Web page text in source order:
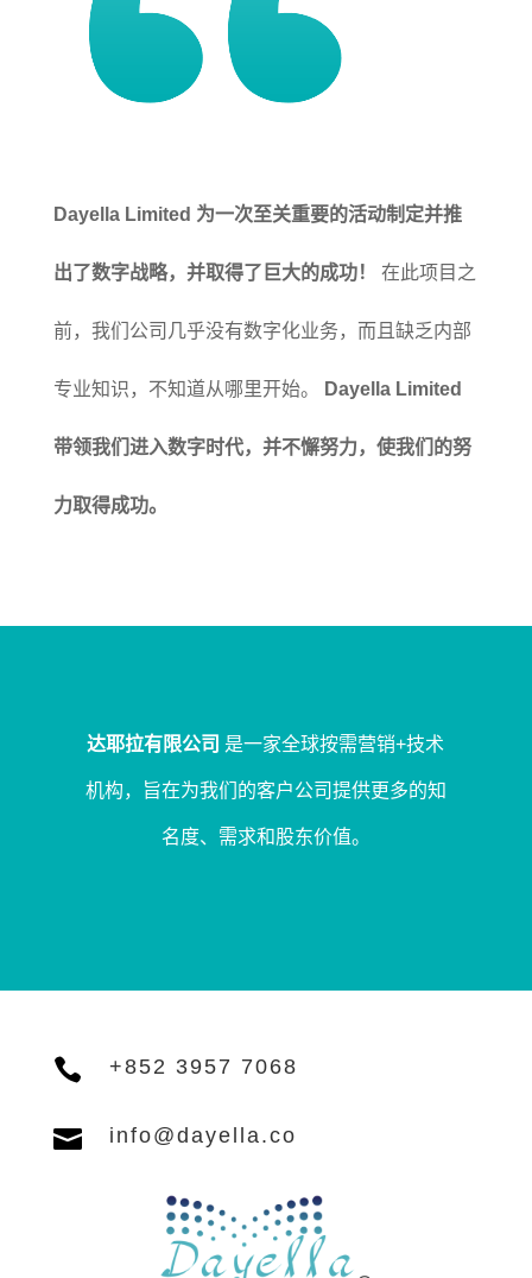
Dayella Limited 为一次至关重要的活动制定并推
出了数字战略，并取得了巨大的成功！ 在此项目之
前，我们公司几乎没有数字化业务，而且缺乏内部
专业知识，不知道从哪里开始。 Dayella Limited
带领我们进入数字时代，并不懈努力，使我们的努
力取得成功。
达耶拉有限公司 是一家全球按需营销+技术
机构，旨在为我们的客户公司提供更多的知
名度、需求和股东价值。
 +852 3957 7068
 info@dayella.co